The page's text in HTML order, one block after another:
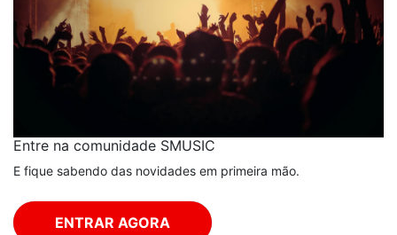
Entre na comunidade SMUSIC
E fique sabendo das novidades em primeira mão.
ENTRAR AGORA